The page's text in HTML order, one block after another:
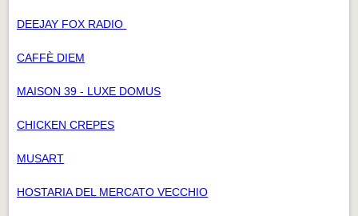
DEEJAY FOX RADIO
CAFFÈ DIEM
MAISON 39 - LUXE DOMUS
CHICKEN CREPES
MUSART
HOSTARIA DEL MERCATO VECCHIO